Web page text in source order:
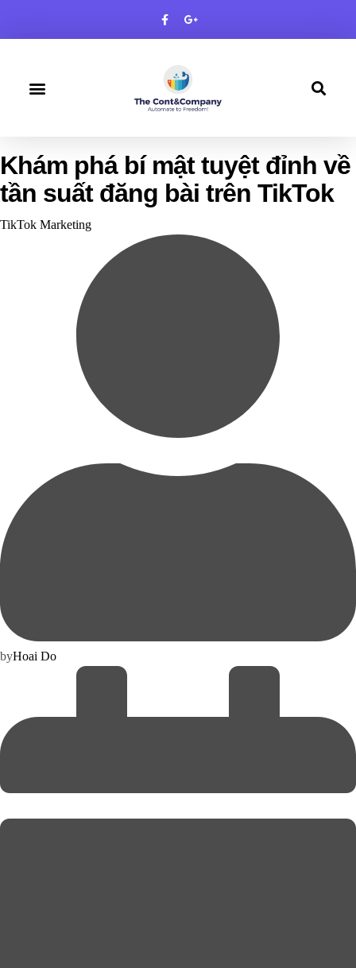
Khám phá bí mật tuyệt đỉnh về
tần suất đăng bài trên TikTok
Category
TikTok Marketing
byHoai Do